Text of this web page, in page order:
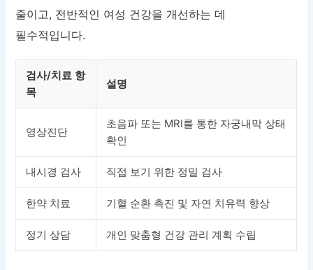
줄이고, 전반적인 여성 건강을 개선하는 데
필수적입니다.
검사/치료 항
목
설명
영상진단
초음파 또는 MRI를 통한 자궁내막 상태
확인
내시경 검사 직접 보기 위한 정밀 검사
한약 치료 기혈 순환 촉진 및 자연 치유력 향상
정기 상담 개인 맞춤형 건강 관리 계획 수립